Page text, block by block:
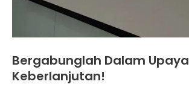
Bergabunglah Dalam Upaya
Keberlanjutan!